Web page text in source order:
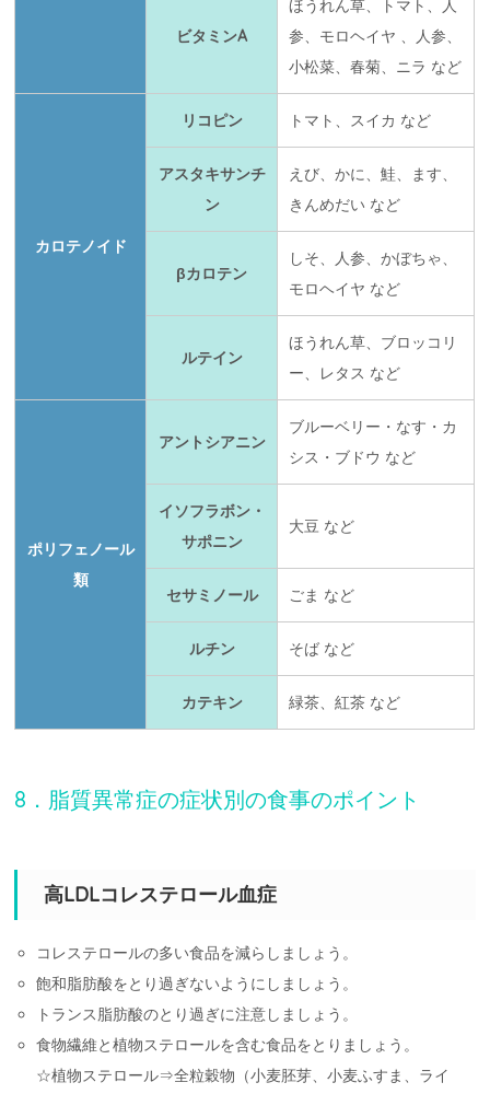
ビタミンA
ほうれん草、トマト、人
参、モロヘイヤ 、人参、
小松菜、春菊、ニラ など
カロテノイド
リコピン トマト、スイカ など
アスタキサンチ
ン
えび、かに、鮭、ます、
きんめだい など
βカロテン
しそ、人参、かぼちゃ、
モロヘイヤ など
ルテイン
ほうれん草、ブロッコリ
ー、レタス など
ポリフェノール
類
アントシアニン
ブルーベリー・なす・カ
シス・ブドウ など
イソフラボン・
サポニン
大豆 など
セサミノール ごま など
ルチン そば など
カテキン 緑茶、紅茶 など
8．脂質異常症の症状別の食事のポイント
高LDLコレステロール血症
コレステロールの多い食品を減らしましょう。
飽和脂肪酸をとり過ぎないようにしましょう。
トランス脂肪酸のとり過ぎに注意しましょう。
食物繊維と植物ステロールを含む食品をとりましょう。
☆植物ステロール⇒全粒穀物（小麦胚芽、小麦ふすま、ライ